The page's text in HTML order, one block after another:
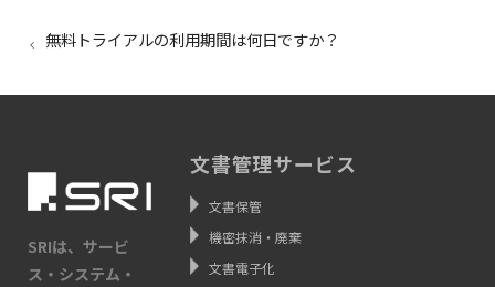
無料トライアルの利用期間は何日ですか？
SRIは、サービ
ス・システム・
文書管理サービス
文書保管
機密抹消・廃棄
文書電子化